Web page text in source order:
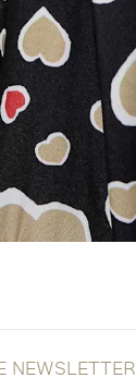
NEWSLETTER